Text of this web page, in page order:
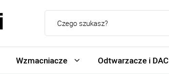
Wzmacniacze Odtwarzacze i DAC